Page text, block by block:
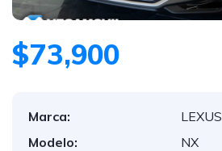
$73,900
Marca:
LEXUS
Modelo:
NX